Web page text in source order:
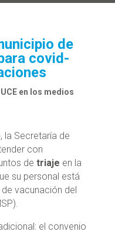
de
covid-
en los medios
la Secretaría de
con
de triaje en la
su personal está
de vacunación del
el convenio